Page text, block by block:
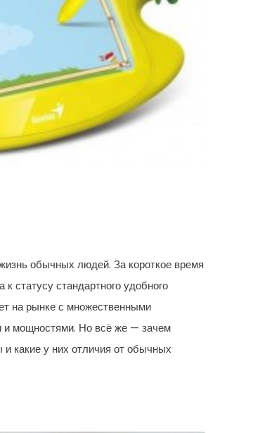
обычных людей. За короткое время
статусу стандартного удобного
на рынке с множественными
и мощностями. Но всё же — зачем
какие у них отличия от обычных